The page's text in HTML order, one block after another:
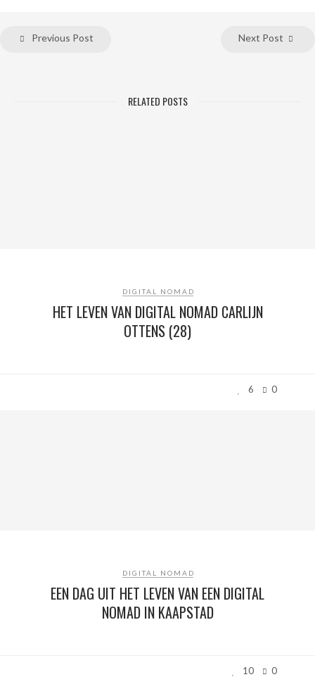
Previous Post Next Post
RELATED POSTS
DIGITAL NOMAD
HET LEVEN VAN DIGITAL NOMAD CARLIJN
OTTENS (28)
6 0
DIGITAL NOMAD
EEN DAG UIT HET LEVEN VAN EEN DIGITAL
NOMAD IN KAAPSTAD
10 0